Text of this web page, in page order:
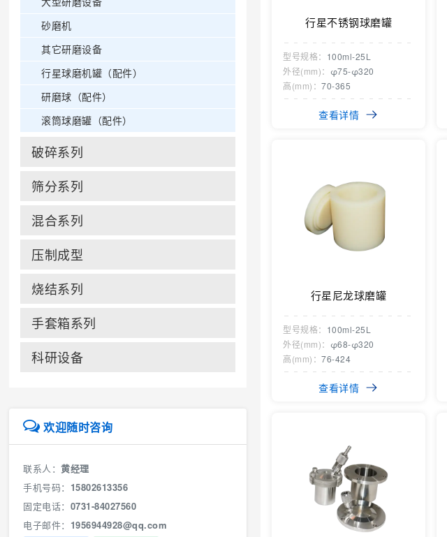
砂磨机
其它研磨设备
行星球磨机罐（配件）
研磨球（配件）
滚筒球磨罐（配件）
破碎系列
筛分系列
混合系列
压制成型
烧结系列
手套箱系列
科研设备
欢迎随时咨询
联系人：黄经理
手机号码： 15802613356
固定电话： 0731-84027560
电子邮件： 1956944928@qq.com
行星不锈钢球磨罐
型号规格： 100ml-25L
外径(mm)： φ75-φ320
高(mm)：70-365
查看详情
行星尼龙球磨罐
型号规格： 100ml-25L
外径(mm)： φ68-φ320
高(mm)：76-424
查看详情